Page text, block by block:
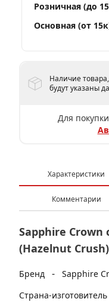
Розничная (до
Основная (от
Наличие
будут указаны
Для
Характеристики
Комментарии
Sapphire Crown
(Hazelnut
Бренд - Sapphire
Страна-изготовитель